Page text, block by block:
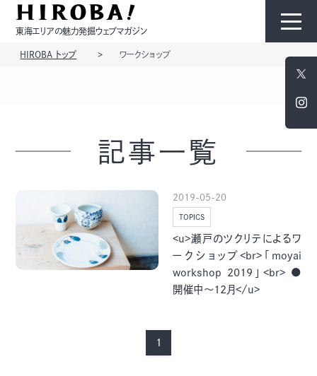
東海エリアの魅力発掘ウェブマガジン
モノ
HIROBA トップ ワークショップ
記事一覧
2019-05-20
TOPICS
<u>瀬戸のツクリテによるワ
ークショップ<br>「moyai
workshop 2019」<br> ●
開催中～12月</u>
1